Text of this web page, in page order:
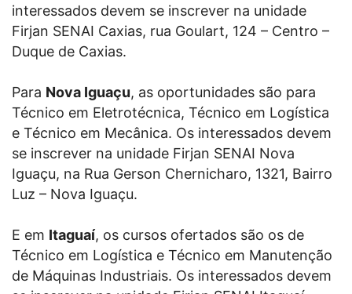
interessados devem se inscrever na unidade
Firjan SENAI Caxias, rua Goulart, 124 – Centro –
Duque de Caxias.
Para Nova Iguaçu, as oportunidades são para
Técnico em Eletrotécnica, Técnico em Logística
e Técnico em Mecânica. Os interessados devem
se inscrever na unidade Firjan SENAI Nova
Iguaçu, na Rua Gerson Chernicharo, 1321, Bairro
Luz – Nova Iguaçu.
E em Itaguaí, os cursos ofertados são os de
Técnico em Logística e Técnico em Manutenção
de Máquinas Industriais. Os interessados devem